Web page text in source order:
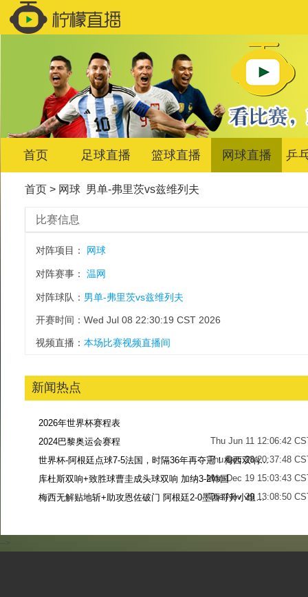
首页 足球直播 篮球直播 网球直播 乒
首页> 网球 男单-弗里茨vs兹维列夫
比赛信息
对阵项目： 网球
对阵赛事： 温网
对阵球队： 男单-弗里茨vs兹维列夫
开赛时间：Wed Jul 08 22:30:19 CST 2026
视频直播： 本场比赛视频直播间
新闻热点
2026年世界杯赛程表
Thu Jun 11 12:06:42
2024巴黎奥运会赛程
Thu Dec 28 20:37:48
世界杯-阿根廷点球7-5法国，时隔36年再夺冠！梅西双响姆巴佩戴帽
Mon Dec 19 15:03:43
库杜斯双响+致胜球曹圭成头球双响 加纳3-2韩国
Tue Nov 29 13:08:50
梅西无解贴地斩+助攻恩佐破门 阿根廷2-0墨西哥升小组第二